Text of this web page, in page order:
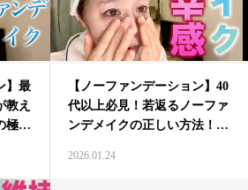
】最
教え
極意
【ノーファンデーション】40
代以上必見！若返るノーファ
ンデメイクの正しい方法！
2026.01.24